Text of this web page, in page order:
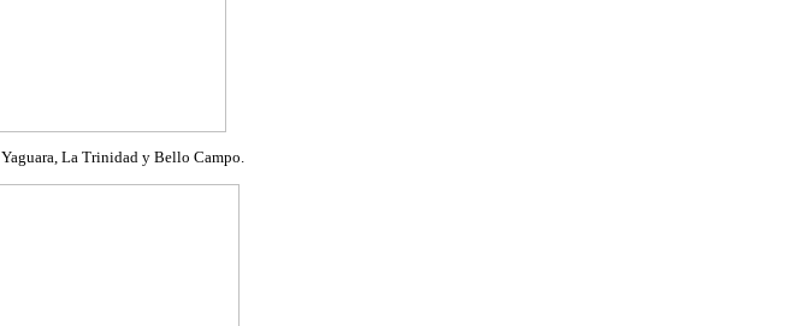
La Trinidad y Bello Campo.